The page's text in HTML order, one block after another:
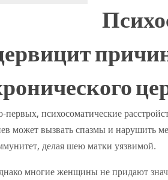
первых, психосоматические
может вызвать спазмы и нарушить
делая шею матки уязвимой.
многие женщины не придают